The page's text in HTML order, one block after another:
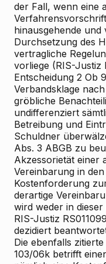
der Fall, wenn eine
hinausgehende
Durchsetzung des
vertragliche
vorliege (RIS-Justiz
Entscheidung 2 Ob
Verbandsklage
gröbliche
undifferenziert
Betreibung und
Schuldner
Abs. 3 ABGB zu
Akzessorietät einer
Vereinbarung in
Kostenforderung
derartige
wird weder in
RIS-Justiz
dezidiert
Die ebenfalls
103/06k betrifft